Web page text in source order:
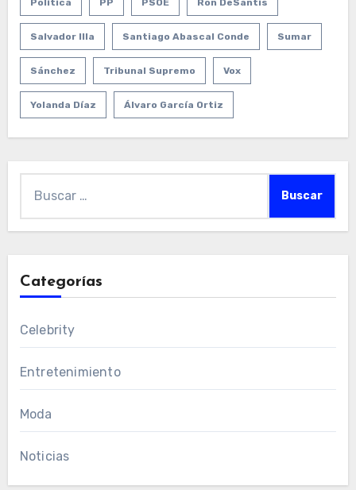
Política PP PSOE Ron DeSantis
Salvador Illa Santiago Abascal Conde Sumar
Sánchez Tribunal Supremo Vox
Yolanda Díaz Álvaro García Ortiz
Categorías
Celebrity
Entretenimiento
Moda
Noticias